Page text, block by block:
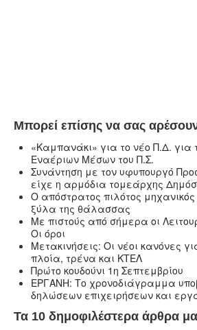
Μπορεί επίσης να σας
«Καμπανάκι» για το νέο Π.Δ. για
Εναέριων Μέσων του Π.Σ.
Συνάντηση με τον υφυπουργό
είχε η αρμόδια τομεάρχης
Ο απόστρατος πιλότος μηχανικός
ξύλα της θάλασσας
Με πιστούς από σήμερα οι
Oι όροι
Μετακινήσεις: Οι νέοι κανόνες
πλοία, τρένα και ΚΤΕΛ
Πρώτο κουδούνι 1η Σεπτεμβρίου
ΕΡΓΑΝΗ: Το χρονοδιάγραμμα
δηλώσεων επιχειρήσεων και
Τα 10 δημοφιλέστερα άρθρα